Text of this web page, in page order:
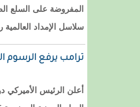
المفروضة على السلع
سلاسل الإمداد
ترامب يرفع الرسوم
أعلن الرئيس الأميركي